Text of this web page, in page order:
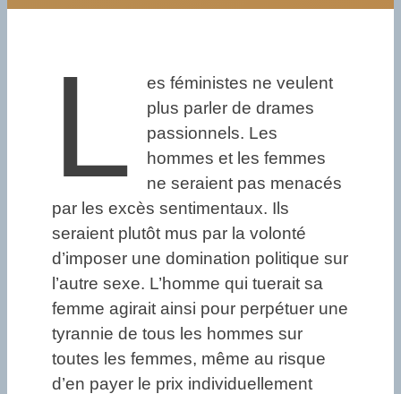
L
es féministes ne veulent
plus parler de drames
passionnels. Les
hommes et les femmes
ne seraient pas menacés
par les excès sentimentaux. Ils
seraient plutôt mus par la volonté
d’imposer une domination politique sur
l’autre sexe. L’homme qui tuerait sa
femme agirait ainsi pour perpétuer une
tyrannie de tous les hommes sur
toutes les femmes, même au risque
d’en payer le prix individuellement